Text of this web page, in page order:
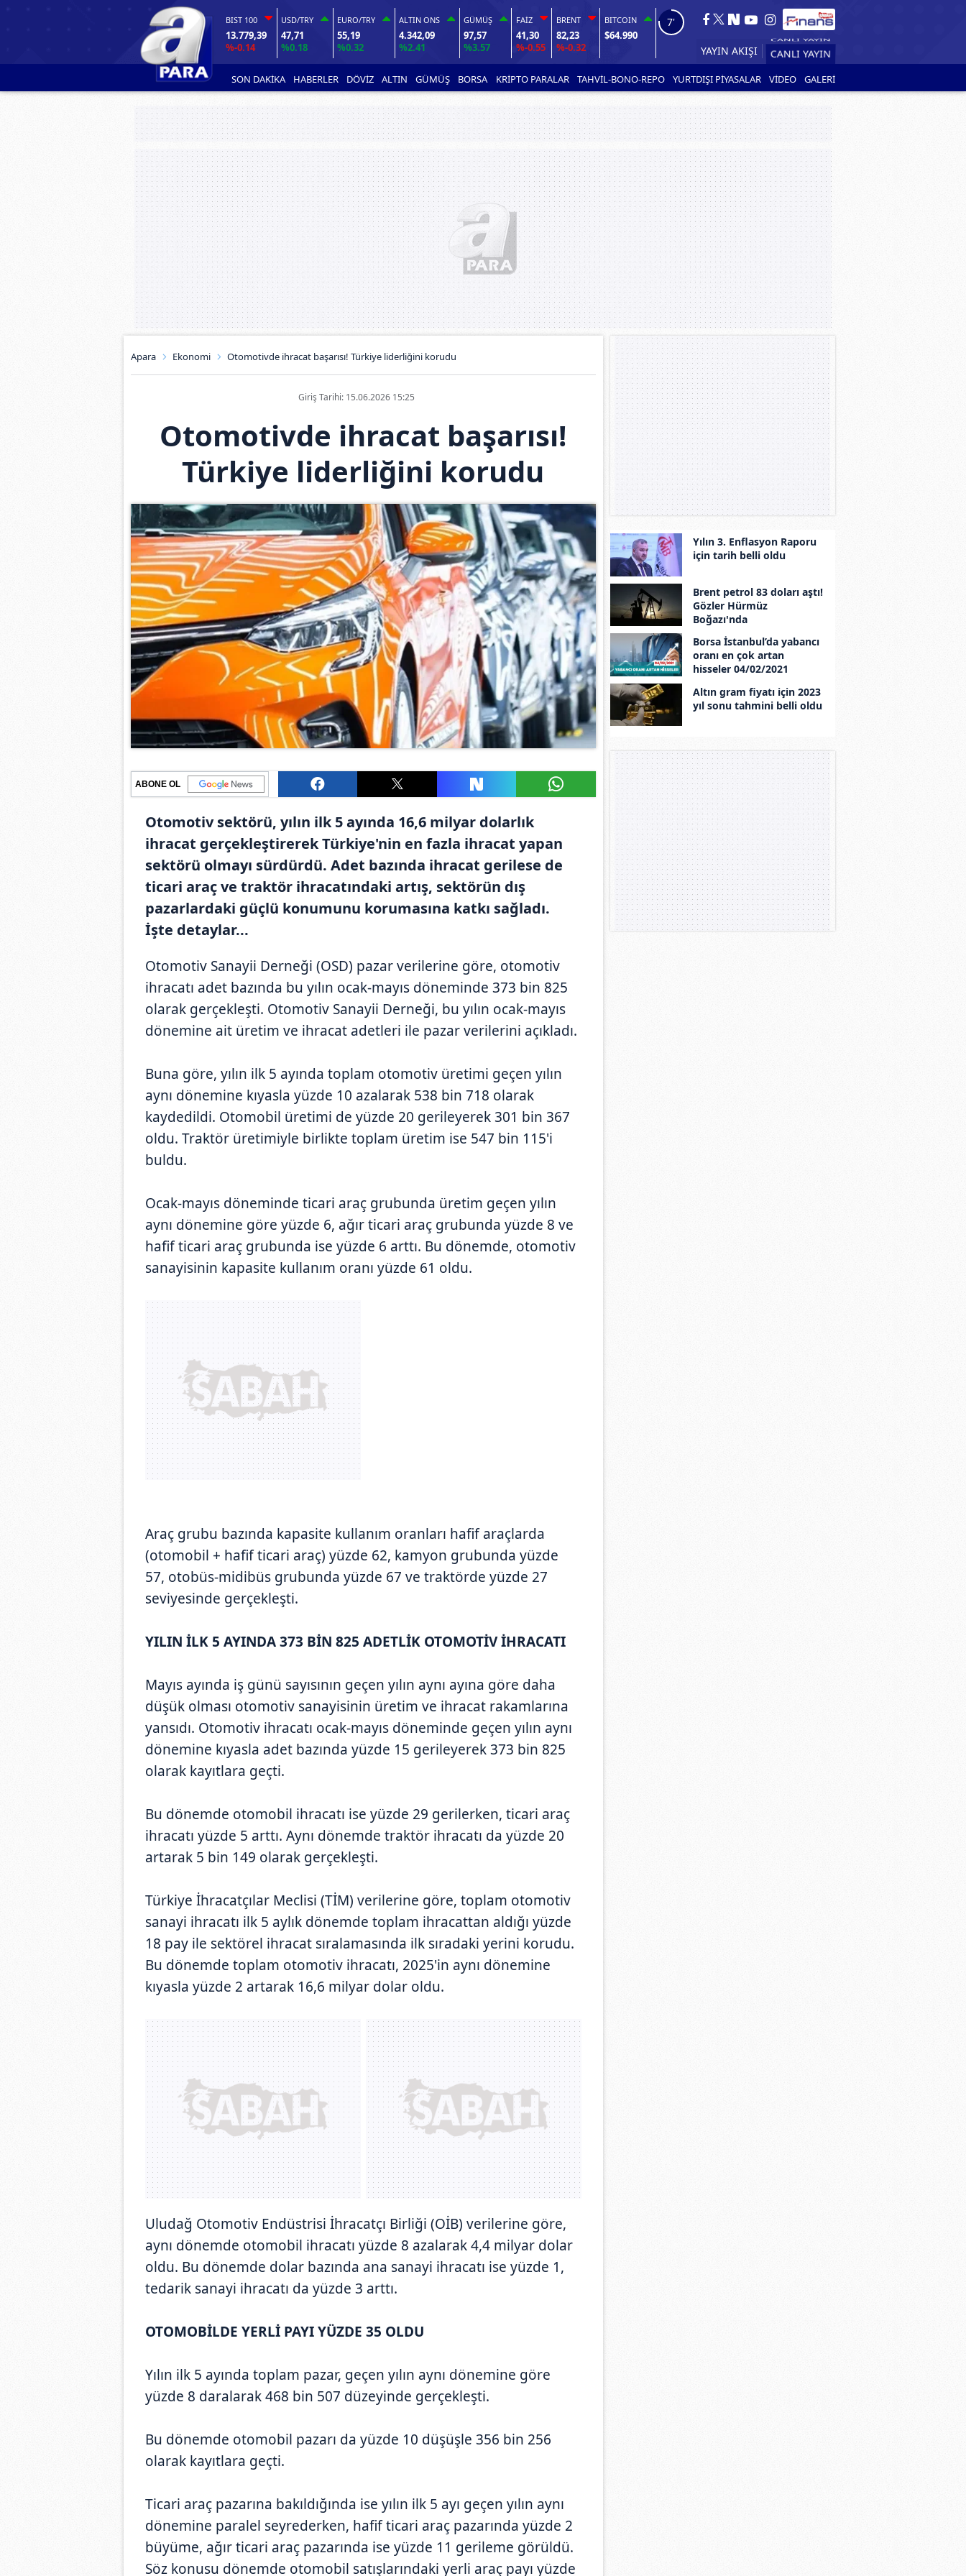
BIST 100
13.779,39
%-0.14
USD/TRY
47,71
%0.18
EURO/TRY
55,19
%0.32
ALTIN ONS
4.342,09
%2.41
GÜMÜŞ
97,57
%3.57
FAİZ
41,30
%-0.55
BRENT
82,23
%-0.32
BITCOIN
$64.990
5'
YAYIN AKIŞI
SON DAKİKA HABERLER DÖVİZ ALTIN GÜMÜŞ BORSA KRİPTO PARALAR TAHVİL-BONO-REPO YURTDIŞI PİYASALAR VİDEO GALERİ
Apara Ekonomi Otomotivde ihracat başarısı! Türkiye liderliğini korudu
Giriş Tarihi: 15.06.2026 15:25
Otomotivde ihracat başarısı!
Türkiye liderliğini korudu
ABONE OL
Otomotiv sektörü, yılın ilk 5 ayında 16,6 milyar dolarlık
ihracat gerçekleştirerek Türkiye'nin en fazla ihracat yapan
sektörü olmayı sürdürdü. Adet bazında ihracat gerilese de
ticari araç ve traktör ihracatındaki artış, sektörün dış
pazarlardaki güçlü konumunu korumasına katkı sağladı.
İşte detaylar...
Otomotiv Sanayii Derneği (OSD) pazar verilerine göre, otomotiv
ihracatı adet bazında bu yılın ocak-mayıs döneminde 373 bin 825
olarak gerçekleşti. Otomotiv Sanayii Derneği, bu yılın ocak-mayıs
dönemine ait üretim ve ihracat adetleri ile pazar verilerini açıkladı.
Buna göre, yılın ilk 5 ayında toplam otomotiv üretimi geçen yılın
aynı dönemine kıyasla yüzde 10 azalarak 538 bin 718 olarak
kaydedildi. Otomobil üretimi de yüzde 20 gerileyerek 301 bin 367
oldu. Traktör üretimiyle birlikte toplam üretim ise 547 bin 115'i
buldu.
Ocak-mayıs döneminde ticari araç grubunda üretim geçen yılın
aynı dönemine göre yüzde 6, ağır ticari araç grubunda yüzde 8 ve
hafif ticari araç grubunda ise yüzde 6 arttı. Bu dönemde, otomotiv
sanayisinin kapasite kullanım oranı yüzde 61 oldu.
Araç grubu bazında kapasite kullanım oranları hafif araçlarda
(otomobil + hafif ticari araç) yüzde 62, kamyon grubunda yüzde
57, otobüs-midibüs grubunda yüzde 67 ve traktörde yüzde 27
seviyesinde gerçekleşti.
YILIN İLK 5 AYINDA 373 BİN 825 ADETLİK OTOMOTİV İHRACATI
Mayıs ayında iş günü sayısının geçen yılın aynı ayına göre daha
düşük olması otomotiv sanayisinin üretim ve ihracat rakamlarına
yansıdı. Otomotiv ihracatı ocak-mayıs döneminde geçen yılın aynı
dönemine kıyasla adet bazında yüzde 15 gerileyerek 373 bin 825
olarak kayıtlara geçti.
Bu dönemde otomobil ihracatı ise yüzde 29 gerilerken, ticari araç
ihracatı yüzde 5 arttı. Aynı dönemde traktör ihracatı da yüzde 20
artarak 5 bin 149 olarak gerçekleşti.
Türkiye İhracatçılar Meclisi (TİM) verilerine göre, toplam otomotiv
sanayi ihracatı ilk 5 aylık dönemde toplam ihracattan aldığı yüzde
18 pay ile sektörel ihracat sıralamasında ilk sıradaki yerini korudu.
Bu dönemde toplam otomotiv ihracatı, 2025'in aynı dönemine
kıyasla yüzde 2 artarak 16,6 milyar dolar oldu.
Uludağ Otomotiv Endüstrisi İhracatçı Birliği (OİB) verilerine göre,
aynı dönemde otomobil ihracatı yüzde 8 azalarak 4,4 milyar dolar
oldu. Bu dönemde dolar bazında ana sanayi ihracatı ise yüzde 1,
tedarik sanayi ihracatı da yüzde 3 arttı.
OTOMOBİLDE YERLİ PAYI YÜZDE 35 OLDU
Yılın ilk 5 ayında toplam pazar, geçen yılın aynı dönemine göre
yüzde 8 daralarak 468 bin 507 düzeyinde gerçekleşti.
Bu dönemde otomobil pazarı da yüzde 10 düşüşle 356 bin 256
olarak kayıtlara geçti.
Ticari araç pazarına bakıldığında ise yılın ilk 5 ayı geçen yılın aynı
dönemine paralel seyrederken, hafif ticari araç pazarında yüzde 2
büyüme, ağır ticari araç pazarında ise yüzde 11 gerileme görüldü.
Söz konusu dönemde otomobil satışlarındaki yerli araç payı yüzde
Yılın 3. Enflasyon Raporu
için tarih belli oldu
Brent petrol 83 doları aştı!
Gözler Hürmüz
Boğazı'nda
Borsa İstanbul’da yabancı
oranı en çok artan
hisseler 04/02/2021
Altın gram fiyatı için 2023
yıl sonu tahmini belli oldu